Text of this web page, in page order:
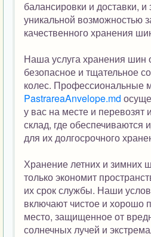
балансировки и доставки, и
уникальной возможностью
качественного хранения
Наша услуга хранения шин
безопасное и тщательное
колес. Профессиональные
PastrareaAnvelope.md
у вас на месте и
склад, где обеспечиваются
для их долгосрочного
Хранение летних и зимних
только экономит
их срок службы. Наши
включают чистое и хорошо
место, защищенное от
солнечных лучей и